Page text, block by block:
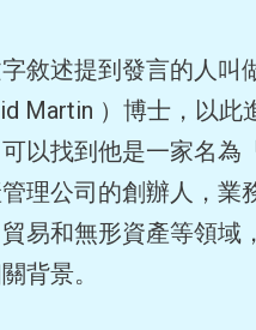
敘述提到發言的人叫
Martin ）博士，以此
以找到他是一家名為
管理公司的創辦人，業
易和無形資產等領域
背景。